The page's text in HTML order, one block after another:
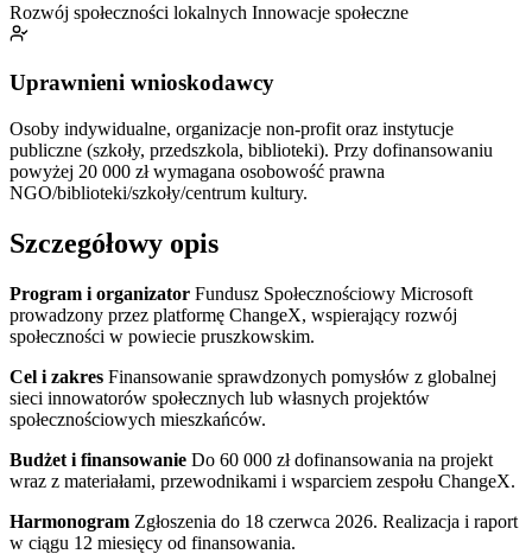
Rozwój społeczności lokalnych Innowacje społeczne
Uprawnieni wnioskodawcy
Osoby indywidualne, organizacje non-profit oraz instytucje
publiczne (szkoły, przedszkola, biblioteki). Przy dofinansowaniu
powyżej 20 000 zł wymagana osobowość prawna
NGO/biblioteki/szkoły/centrum kultury.
Szczegółowy opis
Program i organizator Fundusz Społecznościowy Microsoft
prowadzony przez platformę ChangeX, wspierający rozwój
społeczności w powiecie pruszkowskim.
Cel i zakres Finansowanie sprawdzonych pomysłów z globalnej
sieci innowatorów społecznych lub własnych projektów
społecznościowych mieszkańców.
Budżet i finansowanie Do 60 000 zł dofinansowania na projekt
wraz z materiałami, przewodnikami i wsparciem zespołu ChangeX.
Harmonogram Zgłoszenia do 18 czerwca 2026. Realizacja i raport
w ciągu 12 miesięcy od finansowania.